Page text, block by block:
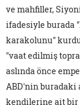
ve mahfiller,
ifadesiyle burada
karakolunu"
"vaat edilmiş
aslında önce
ABD'nin buradaki
kendilerine ait bir